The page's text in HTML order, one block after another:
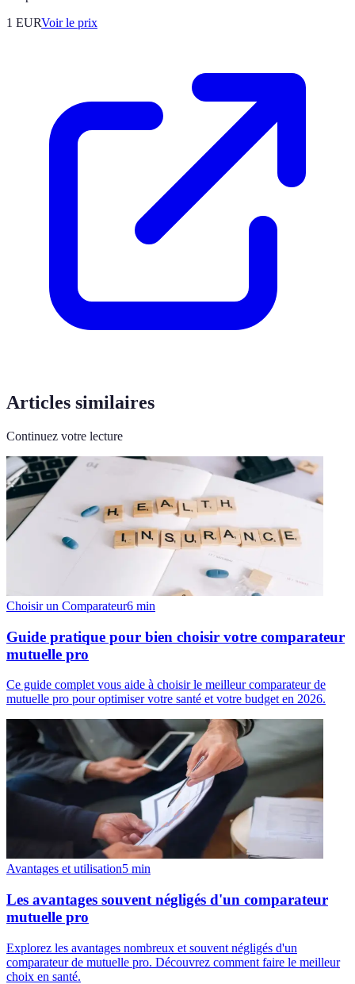
1 EURVoir le prix
Articles similaires
Continuez votre lecture
Choisir un Comparateur6 min
Guide pratique pour bien choisir votre comparateur
mutuelle pro
Ce guide complet vous aide à choisir le meilleur comparateur de
mutuelle pro pour optimiser votre santé et votre budget en 2026.
Avantages et utilisation5 min
Les avantages souvent négligés d'un comparateur
mutuelle pro
Explorez les avantages nombreux et souvent négligés d'un
comparateur de mutuelle pro. Découvrez comment faire le meilleur
choix en santé.